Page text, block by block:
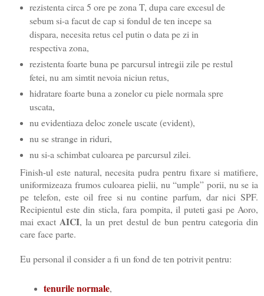
rezistenta circa 5 ore pe zona T, dupa care excesul de
sebum si-a facut de cap si fondul de ten incepe sa
dispara, necesita retus cel putin o data pe zi in
respectiva zona,
rezistenta foarte buna pe parcursul intregii zile pe restul
fetei, nu am simtit nevoia niciun retus,
hidratare foarte buna a zonelor cu piele normala spre
uscata,
nu evidentiaza deloc zonele uscate (evident),
nu se strange in riduri,
nu si-a schimbat culoarea pe parcursul zilei.
Finish-ul este natural, necesita pudra pentru fixare si matifiere,
uniformizeaza frumos culoarea pielii, nu “umple” porii, nu se ia
pe telefon, este oil free si nu contine parfum, dar nici SPF.
Recipientul este din sticla, fara pompita, il puteti gasi pe Aoro,
mai exact AICI, la un pret destul de bun pentru categoria din
care face parte.
Eu personal il consider a fi un fond de ten potrivit pentru:
tenurile normale,